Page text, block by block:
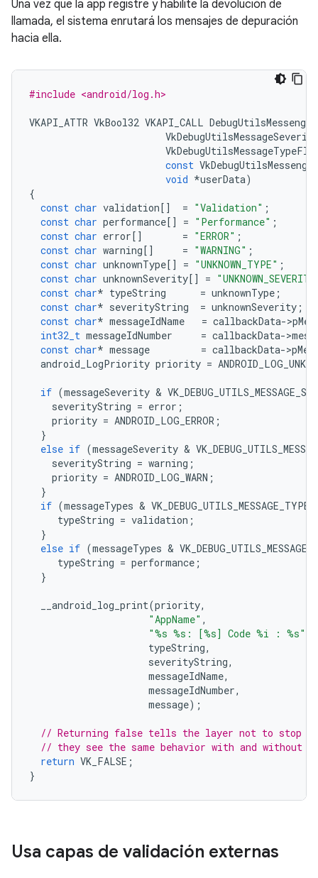
Una vez que la app registre y habilite la devolución de
llamada, el sistema enrutará los mensajes de depuración
hacia ella.
#include <android/log.h>
VKAPI_ATTR VkBool32 VKAPI_CALL DebugUtilsMessenger
const
void *userData)
{
const char validation[] = "Validation" ;
const char performance[] = "Performance" ;
const char error[] = "ERROR" ;
const char warning[] = "WARNING" ;
const char unknownType[] = "UNKNOWN_TYPE" ;
const char unknownSeverity[] =
const char* typeString = unknownType ;
const char* severityString = unknownSeverity ;
const char* messageIdName = callbackData->
int32_t messageIdNumber = callbackData->
const char* message = callbackData->
android_LogPriority priority =
if (messageSeverity &
severityString = error ;
priority = ANDROID_LOG_ERROR ;
}
else if (messageSeverity &
severityString = warning ;
priority = ANDROID_LOG_WARN ;
}
if (messageTypes &
typeString = validation ;
}
else if (messageTypes &
typeString = performance ;
}
__android_log_print(priority,
"AppName" ,
"%s %s: [%s] Code %i : %s"
typeString,
severityString,
messageIdName,
messageIdNumber,
message);
// Returning false tells the layer not to stop
// they see the same behavior with and without
return VK_FALSE ;
}
Usa capas de validación externas